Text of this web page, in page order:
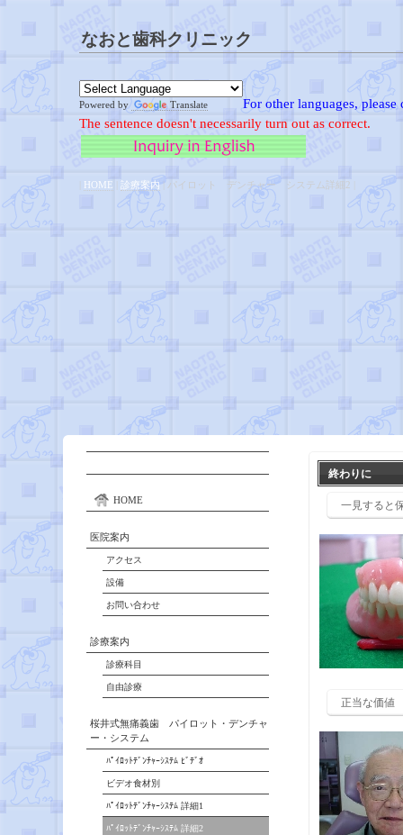
なおと歯科クリニック
Powered by Translate
For other languages,
The sentence doesn't necessarily turn out as correct.
HOME 診療案内| パイロット デンチャー システム詳細2 |
終わりに
一見すると
正当な価値
HOME
医院案内
アクセス
設備
お問い合わせ
診療案内
診療科目
自由診療
桜井式無痛義歯 パイロット・デンチャ
ー・システム
ﾊﾟｲﾛｯﾄﾃﾞﾝﾁｬｰｼｽﾃﾑ ﾋﾞﾃﾞｵ
ビデオ食材別
ﾊﾟｲﾛｯﾄﾃﾞﾝﾁｬｰｼｽﾃﾑ 詳細1
ﾊﾟｲﾛｯﾄﾃﾞﾝﾁｬｰｼｽﾃﾑ 詳細2